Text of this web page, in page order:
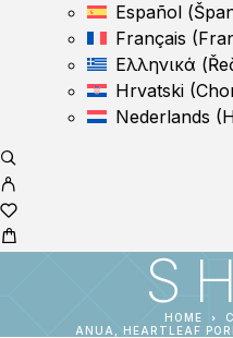
Español (
Français (
Ελληνικά (
Hrvatski (
Nederlands (
HOME
ANUA, HEARTLEAF